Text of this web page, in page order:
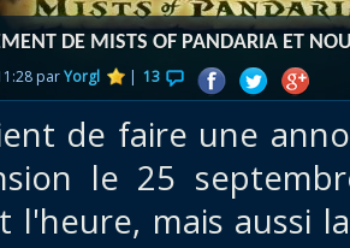
des îles
le vol
DE MISTS OF PANDARIA ET
parYorgl | 13
de faire une
le 25
l'heure, mais aussi